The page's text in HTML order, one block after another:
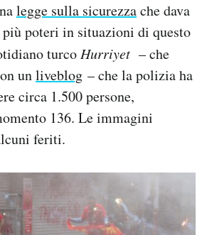
legge sulla sicurezzache dava
poteri in situazioni di questo
turcoHurriyet – che
unliveblog – che la polizia ha
circa 1.500 persone,
136. Le immagini
feriti.